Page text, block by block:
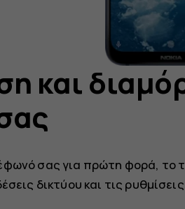
και
σας για πρώτη φορά, το
δικτύου και τις